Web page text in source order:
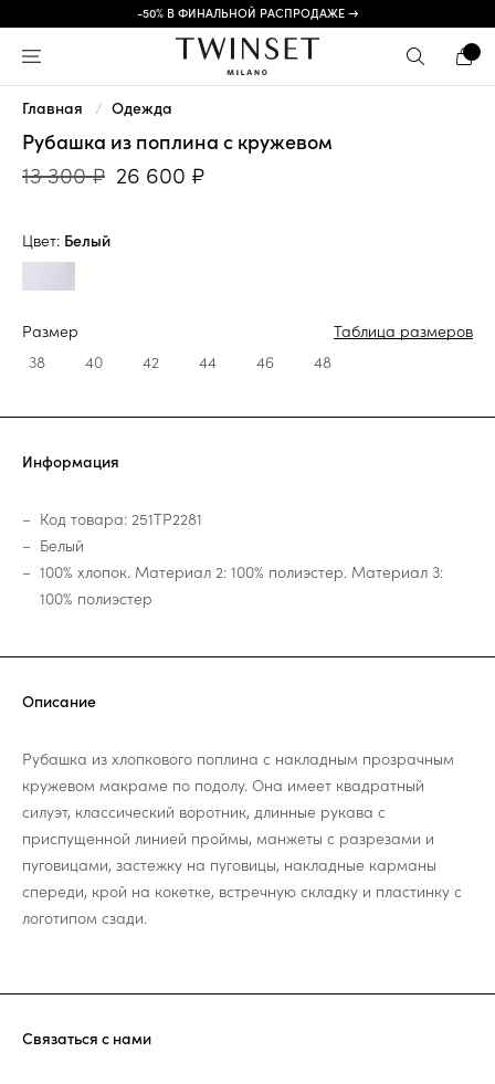
-50% В ФИНАЛЬНОЙ РАСПРОДАЖЕ →
Главная Одежда
Рубашка из поплина с кружевом
13 300 ₽ 26 600 ₽
Цвет: Белый
Размер
Таблица размеров
38
40 42 44 46 48
Информация
Код товара: 251TP2281
Белый
100% хлопок. Материал 2: 100% полиэстер. Материал 3:
100% полиэстер
Описание
Рубашка из хлопкового поплина с накладным прозрачным
кружевом макраме по подолу. Она имеет квадратный
силуэт, классический воротник, длинные рукава с
приспущенной линией проймы, манжеты с разрезами и
пуговицами, застежку на пуговицы, накладные карманы
спереди, крой на кокетке, встречную складку и пластинку с
логотипом сзади.
Связаться с нами